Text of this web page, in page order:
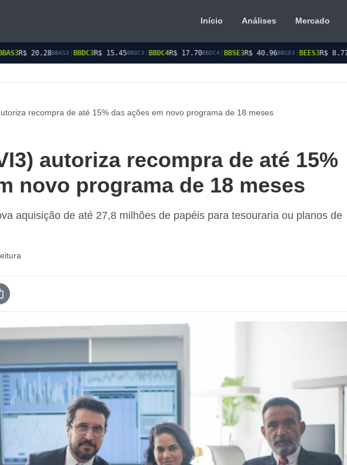
Início Análises Mercado
|BBDC3R$ 15.45BBDC3|BBDC4R$ 17.70BBDC4|BBSE3R$ 40.96BBSE3|BEES3R$ 8.77BEES3|BEES4R$
recompra de até 15% das ações em novo programa de 18 meses
autoriza recompra de até 15%
novo programa de 18 meses
aquisição de até 27,8 milhões de papéis para tesouraria ou planos de